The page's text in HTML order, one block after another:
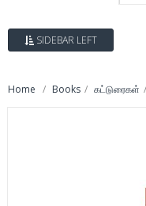
SIDEBAR LEFT
Home Books கட்டுரைகள்